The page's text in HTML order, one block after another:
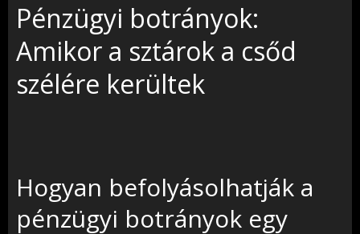
Pénzügyi botrányok:
Amikor a sztárok a csőd
szélére kerültek
Hogyan befolyásolhatják a
pénzügyi botrányok egy